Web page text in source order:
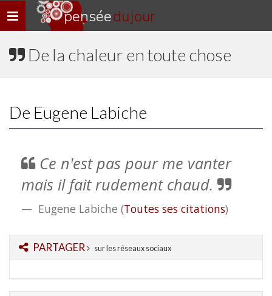
Navigation
rapide
penséedu jour
De la chaleur en toute chose
De Eugene Labiche
Ce n'est pas pour me vanter
mais il fait rudement chaud.
Eugene Labiche (Toutes ses citations)
PARTAGER sur les réseaux sociaux